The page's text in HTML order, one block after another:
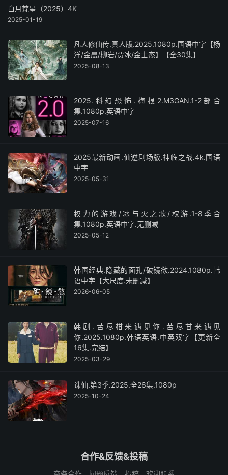
白月梵星（2025）4K
2025-01-19
凡人修仙传.真人版.2025.1080p.国语中字【杨
洋/金晨/柳岩/贾冰/金士杰】【全30集】
2025-08-13
2025.科幻恐怖.梅根2.M3GAN.1-2部合
集.1080p.英语中字
2025-07-16
2025最新动画.仙逆剧场版.神临之战.4k.国语
中字
2025-05-31
权力的游戏/冰与火之歌/权游.1-8季合
集.1080p.英语中字.无删减
2025-05-12
韩国经典.隐藏的面孔/破镜欲.2024.1080p.韩
语中字【大尺度.未删减】
2026-06-05
韩剧.苦尽柑来遇见你.苦尽甘来遇见
你.2025.1080p.韩语英语.中英双字【更新全
16集.完结】
2025-03-29
诛仙.第3季.2025.全26集.1080p
2025-10-24
合作&反馈&投稿